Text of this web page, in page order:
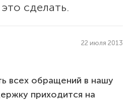
сделать.
22 июля 2013
всех обращений в нашу
приходится на